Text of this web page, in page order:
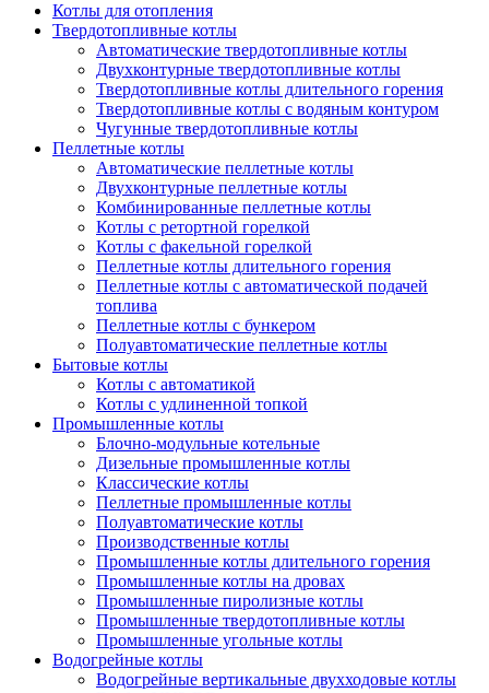
Котлы для отопления
Твердотопливные котлы
Автоматические твердотопливные котлы
Двухконтурные твердотопливные котлы
Твердотопливные котлы длительного горения
Твердотопливные котлы с водяным контуром
Чугунные твердотопливные котлы
Пеллетные котлы
Автоматические пеллетные котлы
Двухконтурные пеллетные котлы
Комбинированные пеллетные котлы
Котлы с ретортной горелкой
Котлы с факельной горелкой
Пеллетные котлы длительного горения
Пеллетные котлы с автоматической подачей
топлива
Пеллетные котлы с бункером
Полуавтоматические пеллетные котлы
Бытовые котлы
Котлы с автоматикой
Котлы с удлиненной топкой
Промышленные котлы
Блочно-модульные котельные
Дизельные промышленные котлы
Классические котлы
Пеллетные промышленные котлы
Полуавтоматические котлы
Производственные котлы
Промышленные котлы длительного горения
Промышленные котлы на дровах
Промышленные пиролизные котлы
Промышленные твердотопливные котлы
Промышленные угольные котлы
Водогрейные котлы
Водогрейные вертикальные двухходовые котлы